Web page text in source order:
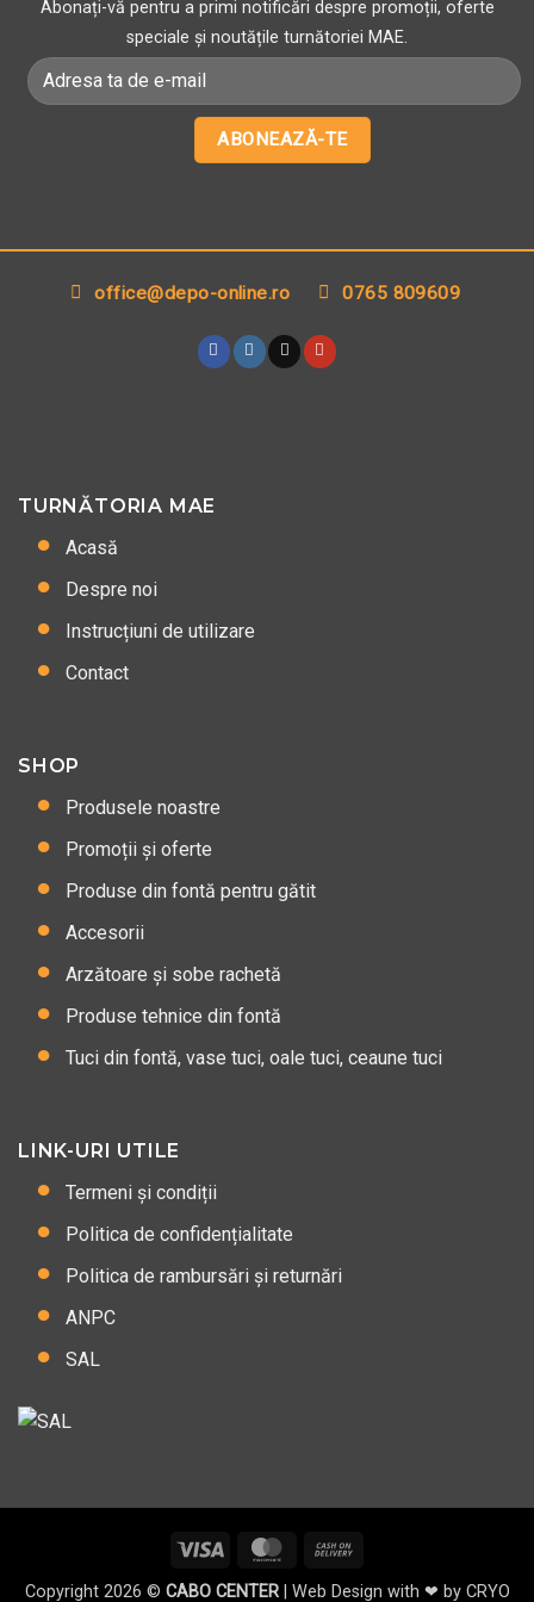
în
pagina
Abonați-vă pentru a primi notificări despre promoții, oferte
speciale și noutățile turnătoriei MAE.
office@depo-online.ro 0765 809609
TURNĂTORIA MAE
Acasă
Despre noi
Instrucțiuni de utilizare
Contact
SHOP
Produsele noastre
Promoții și oferte
Produse din fontă pentru gătit
Accesorii
Arzătoare și sobe rachetă
Produse tehnice din fontă
Tuci din fontă, vase tuci, oale tuci, ceaune tuci
LINK-URI UTILE
Termeni și condiții
Politica de confidențialitate
Politica de rambursări și returnări
ANPC
SAL
Visa MasterCard
Copyright 2026 © CABO CENTER| Web Design with ❤ by CRYO